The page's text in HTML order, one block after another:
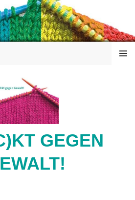
GEGEN
MENÜ